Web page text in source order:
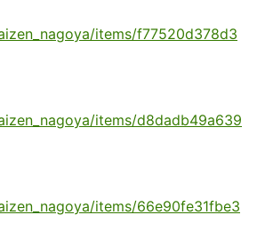
items/f77520d378d3
items/d8dadb49a639
items/66e90fe31fbe3